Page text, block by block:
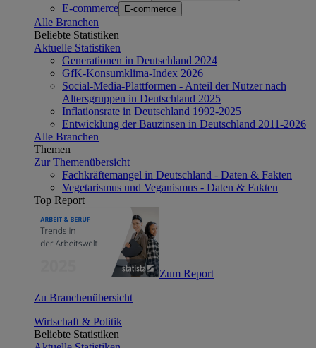
E-commerce E-commerce
Alle Branchen
Beliebte Statistiken
Aktuelle Statistiken
Generationen in Deutschland 2024
GfK-Konsumklima-Index 2026
Social-Media-Plattformen - Anteil der Nutzer nach
Altersgruppen in Deutschland 2025
Inflationsrate in Deutschland 1992-2025
Entwicklung der Bauzinsen in Deutschland 2011-2026
Alle Branchen
Themen
Zur Themenübersicht
Fachkräftemangel in Deutschland - Daten & Fakten
Vegetarismus und Veganismus - Daten & Fakten
Top Report
Zum Report
Zu Branchenübersicht
Wirtschaft & Politik
Beliebte Statistiken